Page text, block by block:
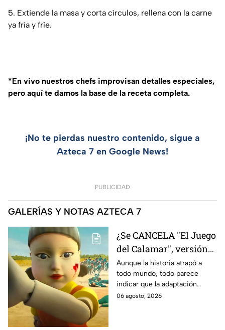
​5. ​Extiende la masa y corta círculos, rellena con la carne
ya fría y fríe.
*En vivo nuestros chefs improvisan detalles especiales,
pero aquí te damos la base de la receta completa.
¡No te pierdas nuestro contenido, sigue a
Azteca 7 en Google News!
PUBLICIDAD
GALERÍAS Y NOTAS AZTECA 7
¿Se CANCELA "El Juego
del Calamar", versión
Estados Unidos? Esto
es lo que se sabe al
momento
Aunque la historia atrapó a
todo mundo, todo parece
indicar que la adaptación
podría ser cancelada:
06 agosto, 2026